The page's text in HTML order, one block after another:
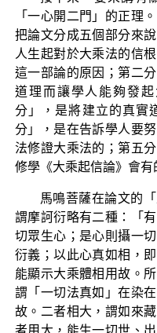
「一心開二門」的正理
把論文分成五個部分來
人生起對於大乘法的信
這一部論的原因；第二
道理而讓學人能夠發
分」，是將建立的真實
分」，是在告訴學人要
法修證大乘法的；第五
修學《大乘起信論》會有
馬鳴菩薩在論文的
謂摩訶衍略有二種：「
切眾生心；是心則攝一
衍義；以此心真如相，
能顯示大乘體相用故。
謂「一切法真如」在染
故。二者相大，謂如來
者用大，能生一切世、